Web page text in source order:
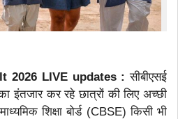
2026 LIVE updates : सीबीएसई
का इंतजार कर रहे छात्रों की लिए अच्छी
शिक्षा बोर्ड (CBSE) किसी भी